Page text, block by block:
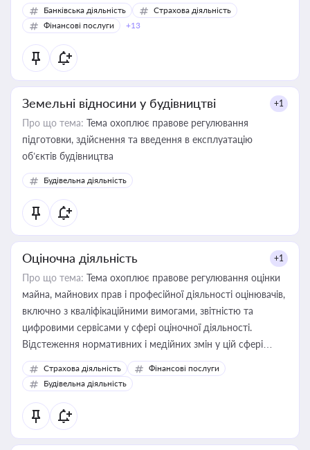
Банківська діяльність
Страхова діяльність
Фінансові послуги
+13
Земельні відносини у будівництві +1
Про що тема: Тема охоплює правове регулювання
підготовки, здійснення та введення в експлуатацію
об’єктів будівництва
Будівельна діяльність
Оціночна діяльність +1
Про що тема: Тема охоплює правове регулювання оцінки
майна, майнових прав і професійної діяльності оцінювачів,
включно з кваліфікаційними вимогами, звітністю та
цифровими сервісами у сфері оціночної діяльності.
Відстеження нормативних і медійних змін у цій сфері
корисне для власника бізнесу, керівника, юриста або
бухгалтера під час оподаткування, приватизації, оренди
державного майна, корпоративних угод і перевірки
статусу суб'єктів оціночної діяльності
Страхова діяльність
Фінансові послуги
Будівельна діяльність